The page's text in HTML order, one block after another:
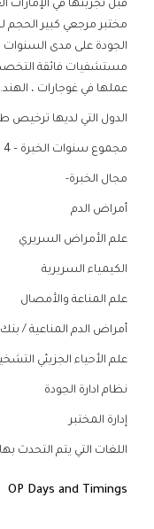
قبل تجربتها في الإمارات
مختبر مرجعي كبير الحجم
الجودة على مدى السنوات
مستشفيات فائقة
عملها في غوجارات ، الهند.
الدول التي لديها ترخيص
مجموع سنوات الخبرة – 4 سنوات
مجال الخبرة-
أمراض الدم
علم الأمراض السريري
الكيمياء السريرية
علم المناعة والأمصال
أمراض الدم المناعية / بنك
علم الأحياء الجزيئي
نظام ادارة الجودة
إدارة المختبر
اللغات التي يتم التحدث بها
OP Days and Timings